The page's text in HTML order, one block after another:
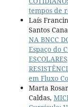
tempos de
Laís
Santos
NA BNCC
Espaço do
em Fluxo
Marta
Caldas,